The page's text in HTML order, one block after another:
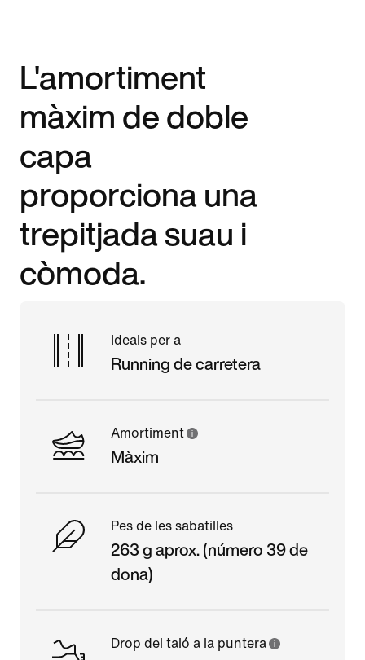
L'amortiment
màxim de doble
capa
proporciona una
trepitjada suau i
còmoda.
Ideals per a
Running de carretera
Amortiment
Màxim
Pes de les sabatilles
263 g aprox. (número 39 de
dona)
Drop del taló a la puntera